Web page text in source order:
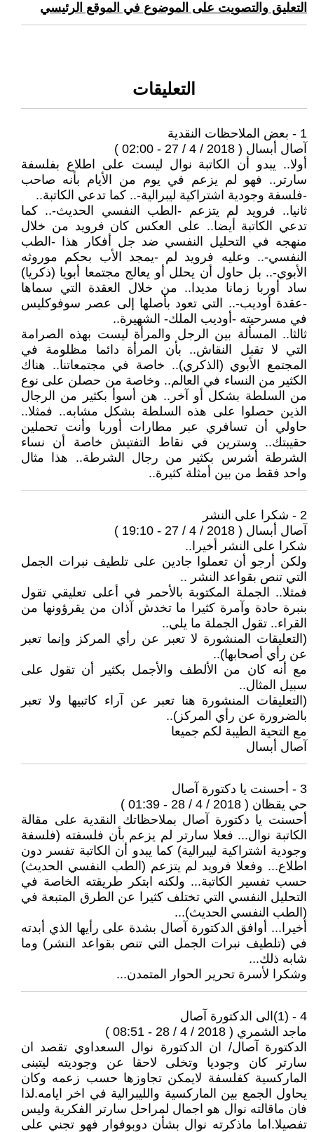
التعليق والتصويت على الموضوع في الموقع الرئيسي
التعليقات
1 - بعض الملاحظات النقدية
آصال أبسال ( 2018 / 4 / 27 - 02:00 )
أولا.. يبدو أن الكاتبة نوال ليست على اطلاع بفلسفة
سارتر.. فهو لم يزعم في يوم من الأيام بأنه صاحب
-فلسفة وجودية اشتراكية ليبرالية-.. كما تدعي الكاتبة..
ثانيا.. فرويد لم يتزعم -الطب النفسي الحديث-.. كما
تدعي الكاتبة أيضا.. على العكس كان فرويد من خلال
منهجه في التحليل النفسي ضد جل أفكار هذا -الطب
النفسي-.. وعليه فرويد لم -يمجد الأب بحكم موروثه
الأبوي-.. بل حاول أن يحلل أو يعالج مجتمعا أبويا (ذكريا)
ساد أوربا زمانا مديدا.. من خلال العقدة التي سماها
-عقدة أوديب-.. التي تعود بأصلها إلى عصر سوفوكليس
في مسرحيته -أوديب الملك- الشهيرة..
ثالثا.. المسألة بين الرجل والمرأة ليست بهذه الصرامة
التي لا تقبل النقاش.. بأن المرأة دائما مظلومة في
المجتمع الأبوي (الذكري).. خاصة في مجتمعاتنا.. هناك
الكثير من النساء في العالم.. وخاصة من حصلن على نوع
من السلطة بشكل أو آخر.. هن أسوأ بكثير من الرجال
الذين حصلوا على هذه السلطة بشكل مشابه.. فمثلا..
حاولي أن تسافري عبر مطارات أوربا وأنت تحملين
حقيبتك.. وسترين في نقاط التفتيش خاصة أن نساء
الشرطة أشرس بكثير من رجال الشرطة.. هذا مثال
واحد فقط من بين أمثلة كثيرة..
2 - شكرا على النشر
آصال أبسال ( 2018 / 4 / 27 - 19:10 )
شكرا على النشر أخيرا..
ولكن أرجو أن تعملوا جادين على تلطيف نبرات الجمل
التي تنص بقواعد النشر ..
فمثلا.. الجملة المكتوبة بالأحمر في أعلى تعليقي تقول
بنبرة حادة وآمرة كثيرا ما تخدش آذان من يقرؤونها من
القراء.. تقول الجملة ما يلي..
(التعليقات المنشورة لا تعبر عن رأي المركز وإنما تعبر
عن رأي أصحابها)..
مع أنه كان من الألطف والأجمل بكثير أن تقول على
سبيل المثال..
(التعليقات المنشورة هنا تعبر عن آراء كاتبيها ولا تعبر
بالضرورة عن رأي المركز)..
مع التحية الطيبة لكم جميعا
آصال أبسال
3 - أحسنت يا دكتورة آصال
حي يقظان ( 2018 / 4 / 28 - 01:39 )
أحسنت يا دكتورة آصال بملاحظاتك النقدية على مقالة
الكاتبة نوال... فعلا سارتر لم يزعم بأن فلسفته (فلسفة
وجودية اشتراكية ليبرالية) كما يبدو أن الكاتبة تفسر دون
اطلاع... وفعلا فرويد لم يتزعم (الطب النفسي الحديث)
حسب تفسير الكاتبة... ولكنه ابتكر طريقته الخاصة في
التحليل النفسي التي تختلف كثيرا عن الطرق المتبعة في
(الطب النفسي الحديث)...
أخيرا... أوافق الدكتورة آصال بشدة على رأيها الذي أبدته
في (تلطيف نبرات الجمل التي تنص بقواعد النشر) وما
شابه ذلك...
وشكرا لأسرة تحرير الحوار المتمدن...
4 - (1)الى الدكتورة آصال
ماجد الشمري ( 2018 / 4 / 28 - 08:51 )
الدكتورة آصال/ ان الدكتورة نوال السعداوي تقصد ان
سارتر كان وجوديا وتخلى لاحقا عن وجوديته ليتبنى
الماركسية كفلسفة لايمكن تجاوزها حسب زعمه وكان
يحاول الجمع بين الماركسية والليبرالية في اخر ايامه.لذا
فان ماقالته نوال هو اجمال لمراحل سارتر الفكرية وليس
تفصيلا.اما ماذكرته نوال بشأن دوبوفوار فهو تجني على